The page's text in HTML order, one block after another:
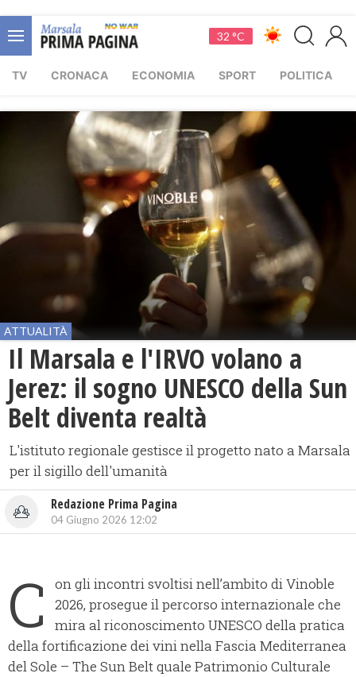
32 °C
TV CRONACA ECONOMIA SPORT POLITICA
ATTUALITÀ
Il Marsala e l'IRVO volano a
Jerez: il sogno UNESCO della Sun
Belt diventa realtà
L'istituto regionale gestisce il progetto nato a Marsala
per il sigillo dell'umanità
Redazione Prima Pagina
04 Giugno 2026 12:02
C
on gli incontri svoltisi nell’ambito di Vinoble
2026, prosegue il percorso internazionale che
mira al riconoscimento UNESCO della pratica
della fortificazione dei vini nella Fascia Mediterranea
del Sole – The Sun Belt quale Patrimonio Culturale